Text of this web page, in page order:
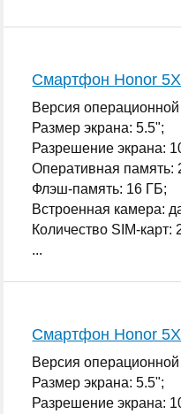
Смартфон Honor
Версия
Размер экрана: 5.5";
Разрешение экрана:
Оперативная память:
Флэш-память: 16 ГБ;
Встроенная камера:
Количество SIM-карт:
...
Смартфон Honor
Версия
Размер экрана: 5.5";
Разрешение экрана: